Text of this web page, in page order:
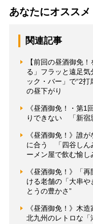
あなたにオススメ
関連記事
【前回の昼酒御免
る」フラッと遠足気
ック・バー」で“2
の昼下がり
《昼酒御免！・第
りできない 「新宿
《昼酒御免！》誰
に合う 「四谷しん
ーメン屋で飲む愉し
《昼酒御免！》「
ける老舗の「大串や
とうの豊かさ”
《昼酒御免！》木
北九州のレトロな